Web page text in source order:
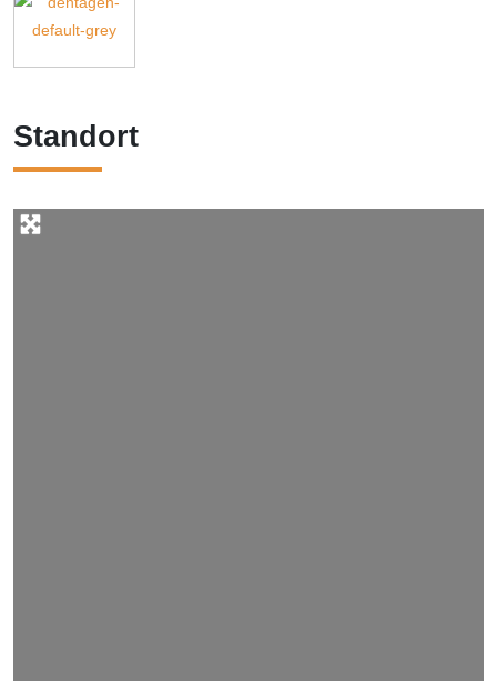
Standort